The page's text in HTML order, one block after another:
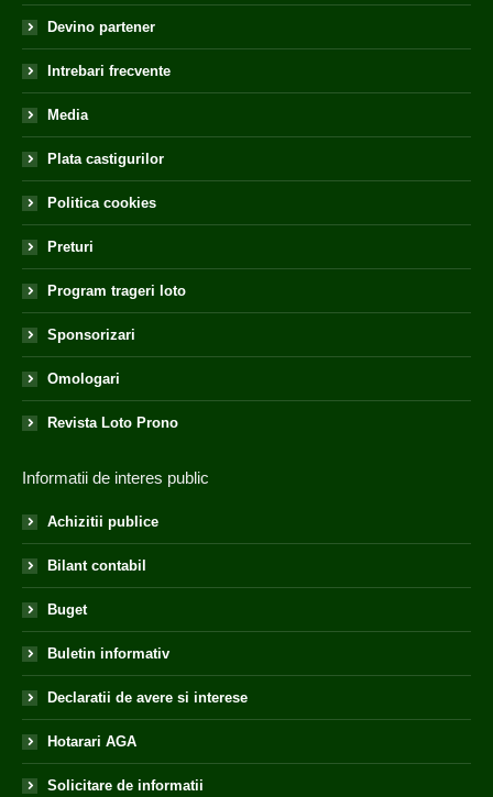
Devino partener
Intrebari frecvente
Media
Plata castigurilor
Politica cookies
Preturi
Program trageri loto
Sponsorizari
Omologari
Revista Loto Prono
Informatii de interes public
Achizitii publice
Bilant contabil
Buget
Buletin informativ
Declaratii de avere si interese
Hotarari AGA
Solicitare de informatii